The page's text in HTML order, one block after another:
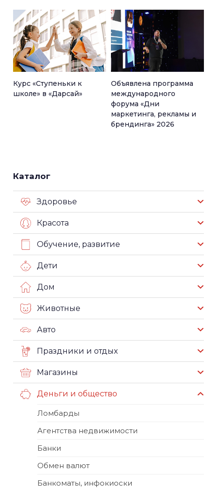
Курс «Ступеньки к
школе» в «Дарсай»
Объявлена программа
международного
форума «Дни
маркетинга, рекламы и
брендинга» 2026
Каталог
Здоровье
Красота
Обучение, развитие
Дети
Дом
Животные
Авто
Праздники и отдых
Магазины
Деньги и общество
Ломбарды
Агентства недвижимости
Банки
Обмен валют
Банкоматы, инфокиоски